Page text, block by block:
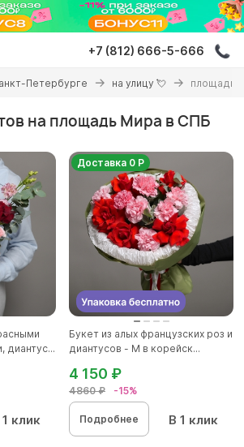
+7 (812) 666-5-666
Петербурге на улицу 💘 площадь
на площадь Мира в СПБ
диантус...
клик
Доставка 0 Р
Букет из алых французских роз и
диантусов - M в корейск...
4860 ₽ -15%
4 150 ₽
Подробнее В 1 клик